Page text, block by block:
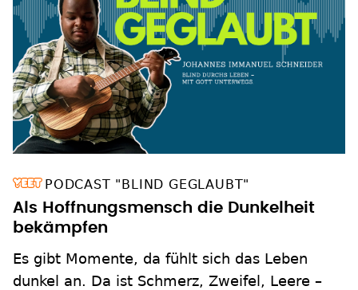
PODCAST "BLIND GEGLAUBT"
Als Hoffnungsmensch die Dunkelheit
bekämpfen
Es gibt Momente, da fühlt sich das Leben
dunkel an. Da ist Schmerz, Zweifel, Leere –